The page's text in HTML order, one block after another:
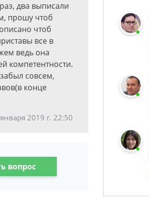
два выписали
прошу чтоб
чтоб
все в
ведь она
компетентности.
совсем,
конце
2019 г. 22:50
вопрос